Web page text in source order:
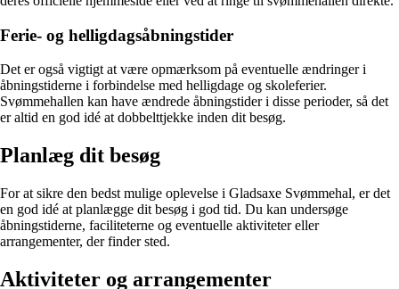
Ferie- og helligdagsåbningstider
Det er også vigtigt at være opmærksom på eventuelle ændringer i
åbningstiderne i forbindelse med helligdage og skoleferier.
Svømmehallen kan have ændrede åbningstider i disse perioder, så det
er altid en god idé at dobbelttjekke inden dit besøg.
Planlæg dit besøg
For at sikre den bedst mulige oplevelse i Gladsaxe Svømmehal, er det
en god idé at planlægge dit besøg i god tid. Du kan undersøge
åbningstiderne, faciliteterne og eventuelle aktiviteter eller
arrangementer, der finder sted.
Aktiviteter og arrangementer